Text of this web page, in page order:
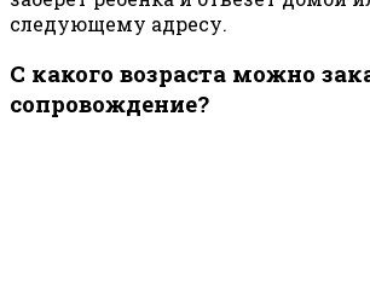
следующему адресу.
С какого возраста можно
сопровождение?